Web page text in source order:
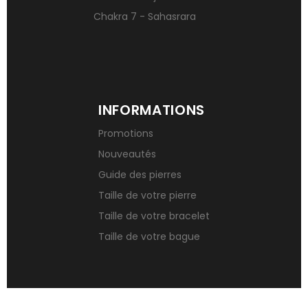
Chakra 7 - Sahasrara
INFORMATIONS
Promotions
Nouveautés
Guide des pierres
Taille de votre pierre
Taille de votre bracelet
Taille de votre bague